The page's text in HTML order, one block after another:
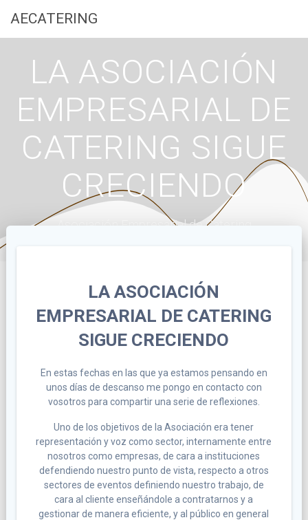
AECATERING
LA ASOCIACIÓN
EMPRESARIAL DE
CATERING SIGUE
CRECIENDO
Asociación Empresarial de Catering
LA ASOCIACIÓN
EMPRESARIAL DE CATERING
SIGUE CRECIENDO
En estas fechas en las que ya estamos pensando en
unos días de descanso me pongo en contacto con
vosotros para compartir una serie de reflexiones.
Uno de los objetivos de la Asociación era tener
representación y voz como sector, internamente entre
nosotros como empresas, de cara a instituciones
defendiendo nuestro punto de vista, respecto a otros
sectores de eventos definiendo nuestro trabajo, de
cara al cliente enseñándole a contratarnos y a
gestionar de manera eficiente, y al público en general